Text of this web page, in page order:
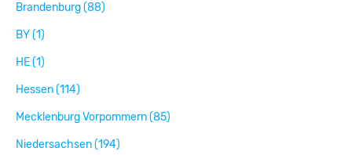
Brandenburg (88)
BY (1)
HE (1)
Hessen (114)
Mecklenburg Vorpommern (85)
Niedersachsen (194)